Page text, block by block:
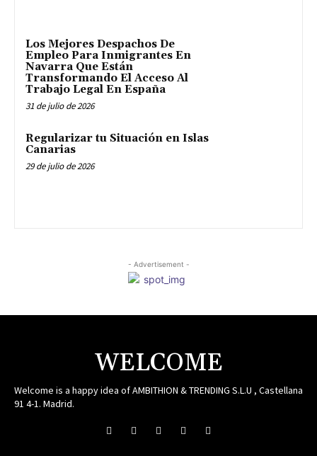
Los Mejores Despachos De
Empleo Para Inmigrantes En
Navarra Que Están
Transformando El Acceso Al
Trabajo Legal En España
31 de julio de 2026
Regularizar tu Situación en Islas
Canarias
29 de julio de 2026
- Advertisement -
WELCOME
Welcome is a happy idea of AMBITHION & TRENDING S.L.U , Castellana
91 4-1. Madrid.